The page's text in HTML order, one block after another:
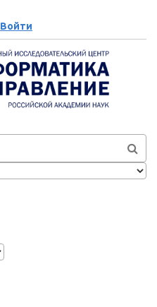
Войти